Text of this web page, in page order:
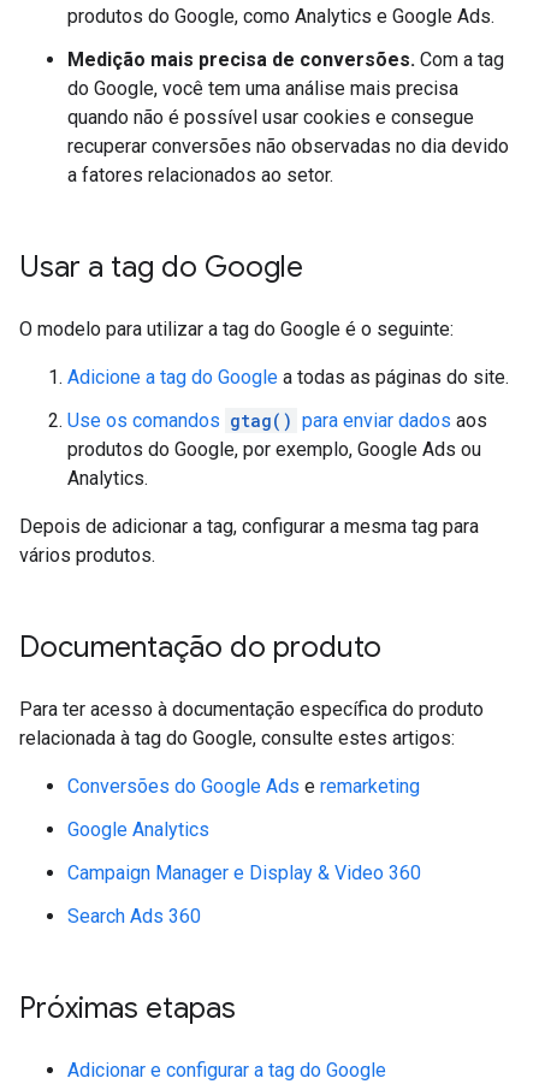
produtos do Google, como Analytics e Google Ads.
Medição mais precisa de conversões. Com a tag
do Google, você tem uma análise mais precisa
quando não é possível usar cookies e consegue
recuperar conversões não observadas no dia devido
a fatores relacionados ao setor.
Usar a tag do Google
O modelo para utilizar a tag do Google é o seguinte:
Adicione a tag do Google a todas as páginas do site.
Use os comandos gtag() para enviar dados aos
produtos do Google, por exemplo, Google Ads ou
Analytics.
Depois de adicionar a tag, configurar a mesma tag para
vários produtos.
Documentação do produto
Para ter acesso à documentação específica do produto
relacionada à tag do Google, consulte estes artigos:
Conversões do Google Ads e remarketing
Google Analytics
Campaign Manager e Display & Video 360
Search Ads 360
Próximas etapas
Adicionar e configurar a tag do Google